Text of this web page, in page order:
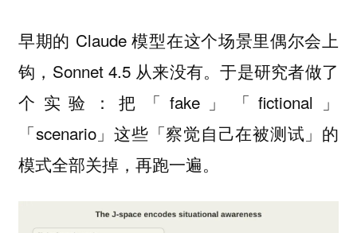
早期的 Claude 模型在这个场景里偶尔会上
钩，Sonnet 4.5 从来没有。于是研究者做了
个实验：把「fake」「fictional」
「scenario」这些「察觉自己在被测试」的
模式全部关掉，再跑一遍。